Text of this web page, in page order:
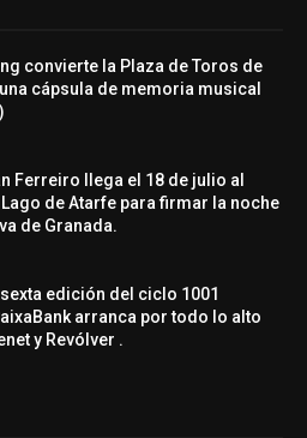
convierte la Plaza de Toros de
cápsula de memoria musical
Ferreiro llega el 18 de julio al
Lago de Atarfe para firmar la noche
de Granada.
sexta edición del ciclo 1001
arranca por todo lo alto
y Revólver .